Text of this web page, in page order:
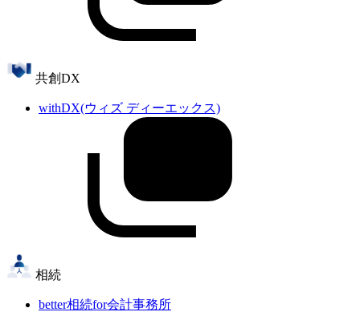
共創DX
withDX(ウィズ ディーエックス)
相続
better相続for会計事務所